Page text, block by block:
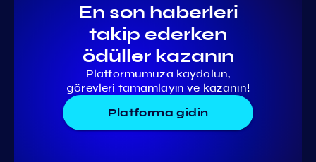
En son haberleri
takip ederken
ödüller kazanın
Platformumuza kaydolun,
görevleri tamamlayın ve kazanın!
Platforma gidin